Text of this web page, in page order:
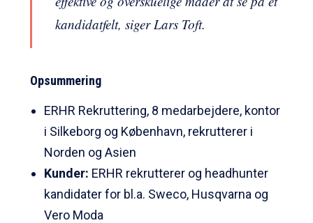
kandidatfelt, siger Lars Toft.
Opsummering
ERHR Rekruttering, 8 medarbejdere, kontor
i Silkeborg og København, rekrutterer i
Norden og Asien
Kunder: ERHR rekrutterer og headhunter
kandidater for bl.a. Sweco, Husqvarna og
Vero Moda